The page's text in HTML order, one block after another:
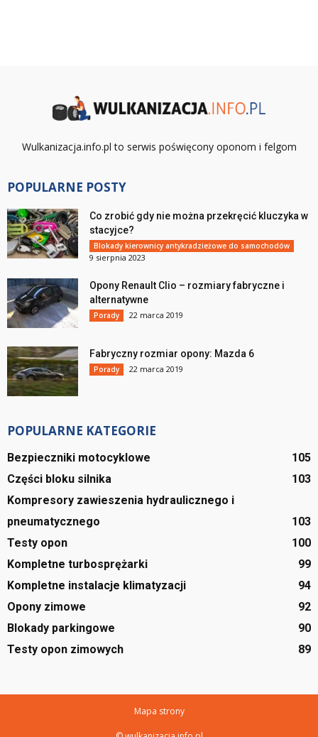
Wulkanizacja.info.pl to serwis poświęcony oponom i felgom
POPULARNE POSTY
Co zrobić gdy nie można przekręcić kluczyka w
stacyjce?
Blokady kierownicy antykradzieżowe do samochodów
9 sierpnia 2023
Opony Renault Clio – rozmiary fabryczne i
alternatywne
Porady 22 marca 2019
Fabryczny rozmiar opony: Mazda 6
Porady 22 marca 2019
POPULARNE KATEGORIE
Bezpieczniki motocyklowe
105
Części bloku silnika
103
Kompresory zawieszenia hydraulicznego i
pneumatycznego
103
Testy opon
100
Kompletne turbosprężarki
99
Kompletne instalacje klimatyzacji
94
Opony zimowe
92
Blokady parkingowe
90
Testy opon zimowych
89
Mapa strony